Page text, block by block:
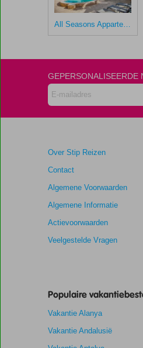
verblijf
Fly
Palma
Resort
ouder
48
maanden
niet
meer
weergegeven
van
getoonde
scores
All Seasons Appartementen
GEPERSONALISEERDE
Over Stip Reizen
Contact
Algemene Voorwaarden
Algemene Informatie
Actievoorwaarden
Veelgestelde Vragen
Populaire
Vakantie Alanya
Vakantie Andalusië